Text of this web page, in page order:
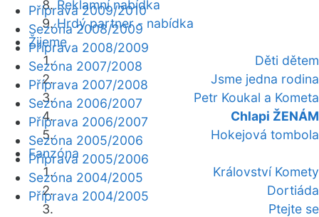
Reklamní nabídka
Hrdý partner - nabídka
Žijeme
Děti dětem
Jsme jedna rodina
Petr Koukal a Kometa
Chlapi ŽENÁM
Hokejová tombola
Fanzóna
Království Komety
Dortiáda
Ptejte se
Příprava 2009/2010
Sezóna 2008/2009
Příprava 2008/2009
Sezóna 2007/2008
Příprava 2007/2008
Sezóna 2006/2007
Příprava 2006/2007
Sezóna 2005/2006
Příprava 2005/2006
Sezóna 2004/2005
Příprava 2004/2005